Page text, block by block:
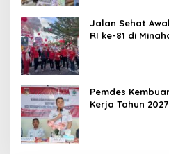
Jalan Sehat
RI ke-81 di
Pemdes
Kerja Tahun 2027